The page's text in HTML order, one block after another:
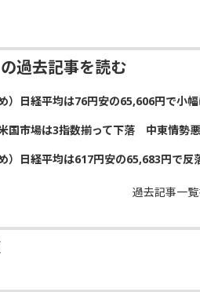
の過去記事を読む
め）日経平均は76円安の65,606円で小
米国市場は3指数揃って下落 中東情勢
め）日経平均は617円安の65,683円で
過去記事一